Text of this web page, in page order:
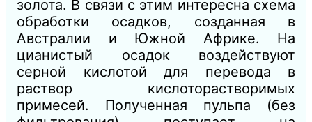
золота. В связи с этим интересна схема
обработки осадков, созданная в
Австралии и Южной Африке. На
цианистый осадок воздействуют
серной кислотой для перевода в
раствор кислоторастворимых
примесей. Полученная пульпа (без